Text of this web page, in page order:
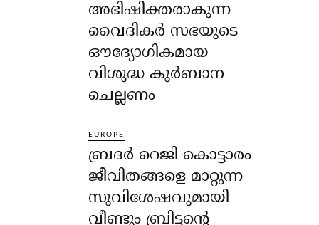
അഭിഷിക്തരാകുന്ന
വൈദികർ സഭയുടെ
ഔദ്യോഗികമായ
വിശുദ്ധ കുർബാന
ചെല്ലണം
EUROPE
ബ്രദർ റെജി കൊട്ടാരം
ജീവിതങ്ങളെ മാറ്റുന്ന
സുവിശേഷവുമായി
വീണ്ടും ബ്രിട്ടന്റെ